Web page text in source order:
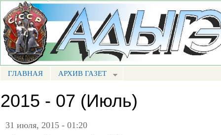
Портал СМИ КБР
МЕНЮ АП
ГЛАВНАЯ АРХИВ ГАЗЕТ
2015 - 07 (Июль)
31 июля, 2015 - 01:20